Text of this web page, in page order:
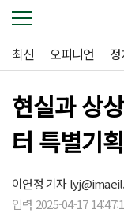
최신 오피니언
현실과 상
터 특별기
이연정 기자
입력 2025-04-17